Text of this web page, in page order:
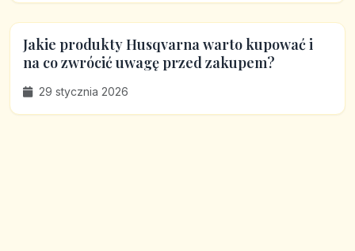
Jakie produkty Husqvarna warto kupować i
na co zwrócić uwagę przed zakupem?
29 stycznia 2026